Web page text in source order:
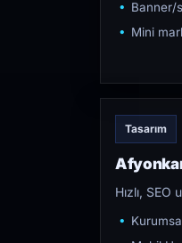
Banner/
Mini
Tasarım
Hızlı,